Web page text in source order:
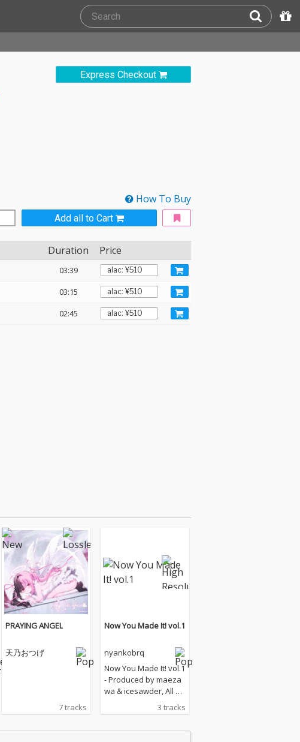
Express Checkout
How To Buy
Add all to Cart
Duration Price
03:39
03:15
02:45
PRAYING ANGEL
天乃おつげ
7 tracks
Now You Made It! vol.1
nyankobrq
Now You Made It! vol.1
- Produced by maeza
wa & icesawder, All Tr
ack Lyrics by nyankob
rq & nyankobrq , Cove
3 tracks